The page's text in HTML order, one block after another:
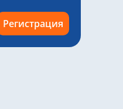
Регистрация